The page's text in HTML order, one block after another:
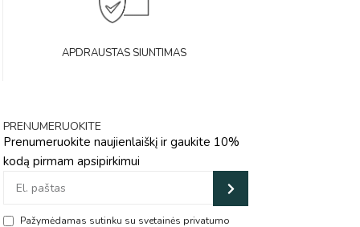
APDRAUSTAS SIUNTIMAS
PRENUMERUOKITE
Prenumeruokite naujienlaiškį ir gaukite 10%
kodą pirmam apsipirkimui
Pažymėdamas sutinku su svetainės privatumo